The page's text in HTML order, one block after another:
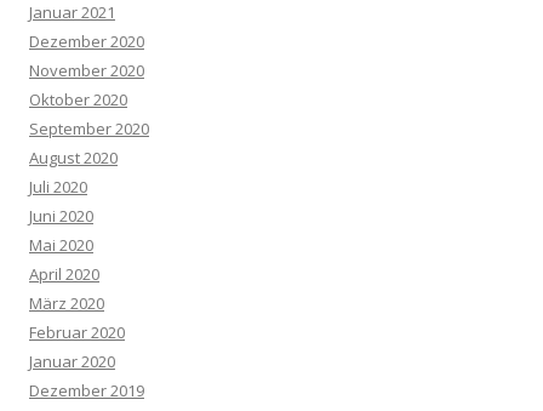
Januar 2021
Dezember 2020
November 2020
Oktober 2020
September 2020
August 2020
Juli 2020
Juni 2020
Mai 2020
April 2020
März 2020
Februar 2020
Januar 2020
Dezember 2019